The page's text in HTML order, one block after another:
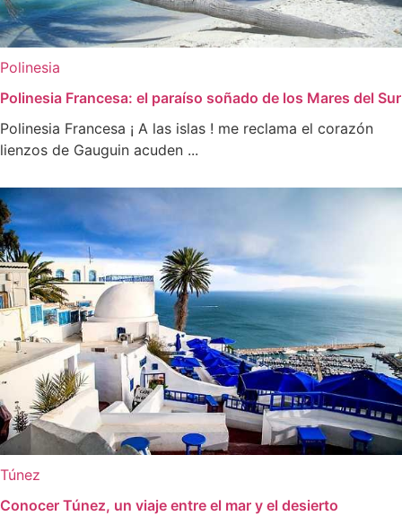
Polinesia
Polinesia Francesa: el paraíso soñado de los Mares del Sur
Polinesia Francesa ¡ A las islas ! me reclama el corazón
lienzos de Gauguin acuden ...
Túnez
Conocer Túnez, un viaje entre el mar y el desierto